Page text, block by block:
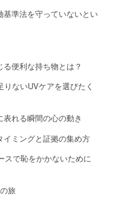
準法を守っていないとい
便利な持ち物とは？
ないUVケアを選びたく
れる瞬間の心の動き
ミングと証拠の集め方
で恥をかかないために
旅